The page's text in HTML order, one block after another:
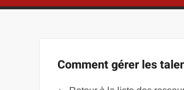
Comment gérer les